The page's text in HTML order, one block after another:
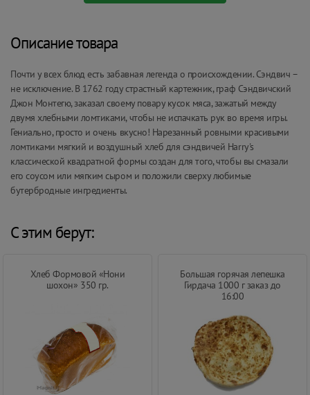
Описание товара
Почти у всех блюд есть забавная легенда о происхождении. Сэндвич –
не исключение. В 1762 году страстный картежник, граф Сэндвичский
Джон Монтегю, заказал своему повару кусок мяса, зажатый между
двумя хлебными ломтиками, чтобы не испачкать рук во время игры.
Гениально, просто и очень вкусно! Нарезанный ровными красивыми
ломтиками мягкий и воздушный хлеб для сэндвичей Harry's
классической квадратной формы создан для того, чтобы вы смазали
его соусом или мягким сыром и положили сверху любимые
бутербродные ингредиенты.
С этим берут:
Хлеб Формовой «Нони
шохон» 350 гр.
Большая горячая лепешка
Гирдача 1000 г заказ до
16:00